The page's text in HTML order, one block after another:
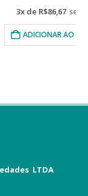
86,67 sem juros
AO CARRINHO
LTDA